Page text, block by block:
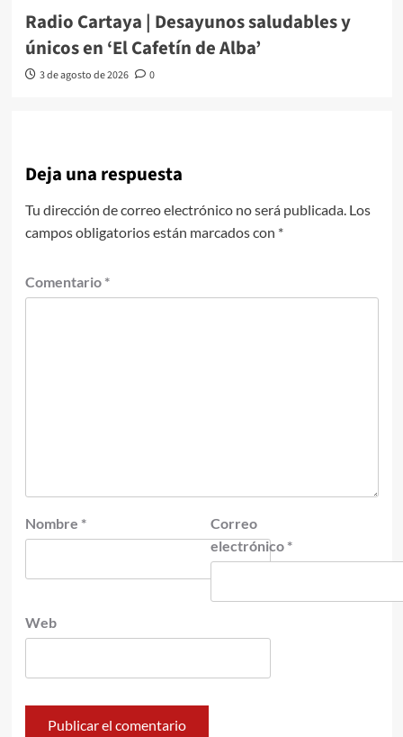
Radio Cartaya | Desayunos saludables y
únicos en ‘El Cafetín de Alba’
3 de agosto de 2026 0
Deja una respuesta
Tu dirección de correo electrónico no será publicada. Los
campos obligatorios están marcados con *
Comentario *
Nombre *
Correo
electrónico *
Web